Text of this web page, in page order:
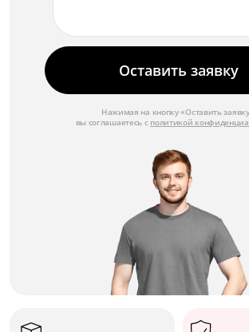
Оставить заявку
Нажимая на кнопку «Оставить
вы соглашаетесь с политикой